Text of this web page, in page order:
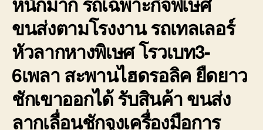
ขนส่งตามโรงงาน รถเทลเลอร์
หัวลากหางพิเษศ โรวเบท3-
6เพลา สะพานไฮดรอลิค ยืดยาว
ชักเขาออกได้ รับสินค้า ขนส่ง
ลากเลื่อนชักจูงเครื่องมือการ